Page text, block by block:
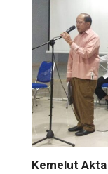
Kemelut Akta